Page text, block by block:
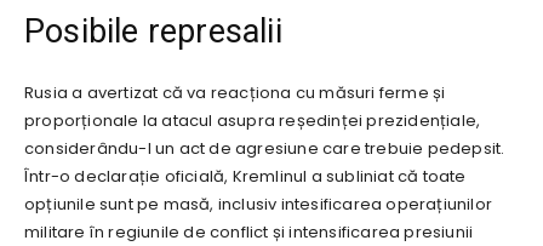
Posibile represalii
Rusia a avertizat că va reacționa cu măsuri ferme și
proporționale la atacul asupra reședinței prezidențiale,
considerându-l un act de agresiune care trebuie pedepsit.
Într-o declarație oficială, Kremlinul a subliniat că toate
opțiunile sunt pe masă, inclusiv intesificarea operațiunilor
militare în regiunile de conflict și intensificarea presiunii